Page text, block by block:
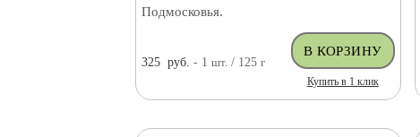
Подмосковья.
325 руб. - 1 шт./ 125 г
Купить в 1 клик